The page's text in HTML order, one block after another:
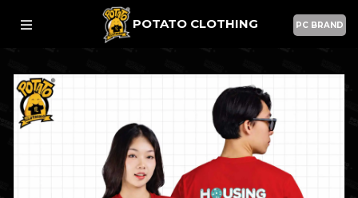
POTATO CLOTHING PC BRAND